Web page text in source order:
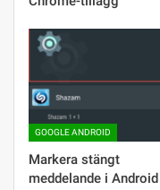
GOOGLE ANDROID
Markera stängt
meddelande i Android